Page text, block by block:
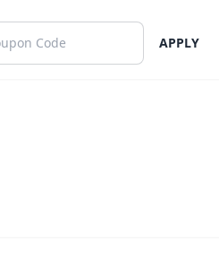
APPLY